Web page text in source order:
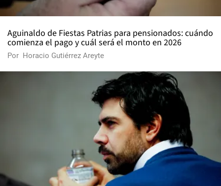
Aguinaldo de Fiestas Patrias para pensionados: cuándo
comienza el pago y cuál será el monto en 2026
Por Horacio Gutiérrez Areyte